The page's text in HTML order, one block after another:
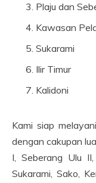
Plaju dan
Kawasan
Sukarami
Ilir Timur
Kalidoni
Kami siap
dengan cakupan
I, Seberang Ulu
Sukarami, Sako,